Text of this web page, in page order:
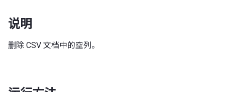
说明
删除 CSV 文档中的空列。